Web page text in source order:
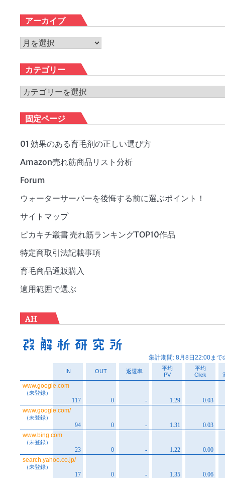
アーカイブ
ア
カ
イ
ブ
カテゴリー
カ
ゴ
リ
ー
固定ページ
01 効果のある育毛剤の正しい選び方
Amazon売れ筋商品リスト分析
Forum
ウォーターサーバーを後悔する前に選ぶポイント！
サイトマップ
ピカキチ叢書 売れ筋ランキングTOP10作品
特定商取引法記載事項
育毛商品通販購入
適用範囲で選ぶ
AH